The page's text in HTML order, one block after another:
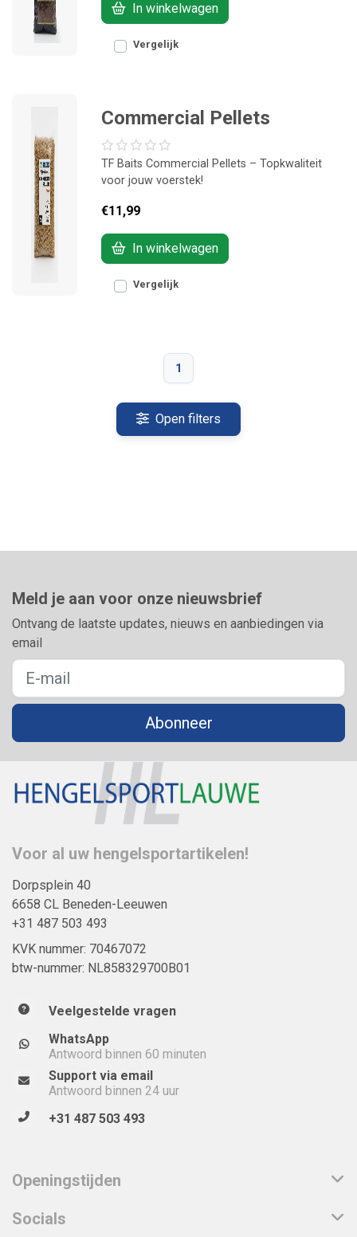
gestrooid.In winkelwagen
Vergelijk
Commercial Pellets
TF Baits Commercial Pellets – Topkwaliteit
voor jouw voerstek!
€11,99
In winkelwagen
Vergelijk
1
Open filters
Meld je aan voor onze nieuwsbrief
Ontvang de laatste updates, nieuws en aanbiedingen via
email
Abonneer
Voor al uw hengelsportartikelen!
Dorpsplein 40
6658 CL Beneden-Leeuwen
+31 487 503 493
KVK nummer: 70467072
btw-nummer: NL858329700B01
Veelgestelde vragen
WhatsApp
Antwoord binnen 60 minuten
Support via email
Antwoord binnen 24 uur
+31 487 503 493
Openingstijden
Socials